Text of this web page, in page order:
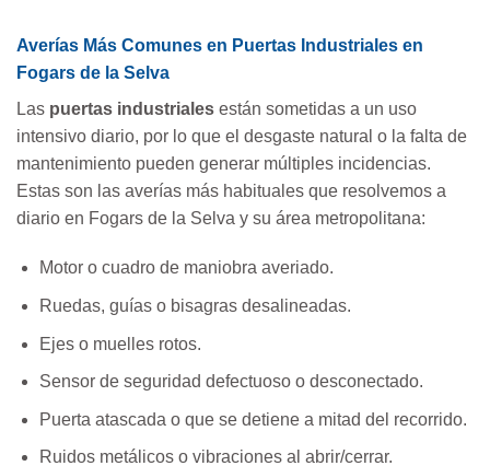
Averías Más Comunes en Puertas Industriales en
Fogars de la Selva
Las puertas industriales están sometidas a un uso
intensivo diario, por lo que el desgaste natural o la falta de
mantenimiento pueden generar múltiples incidencias.
Estas son las averías más habituales que resolvemos a
diario en Fogars de la Selva y su área metropolitana:
Motor o cuadro de maniobra averiado.
Ruedas, guías o bisagras desalineadas.
Ejes o muelles rotos.
Sensor de seguridad defectuoso o desconectado.
Puerta atascada o que se detiene a mitad del recorrido.
Ruidos metálicos o vibraciones al abrir/cerrar.